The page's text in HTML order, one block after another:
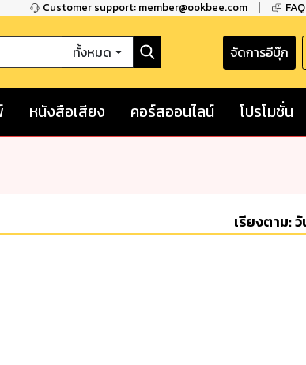
Customer support: member@ookbee.com FAQ
ทั้งหมด จัดการอีบุ๊ก
หนังสือเสียง คอร์สออนไลน์ โปรโมชั่น
เรียงตาม: